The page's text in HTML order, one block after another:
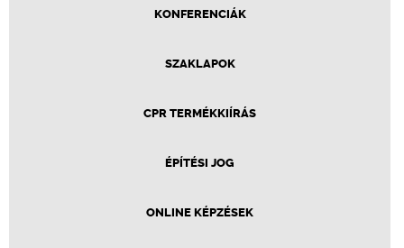
KONFERENCIÁK
SZAKLAPOK
CPR TERMÉKKIÍRÁS
ÉPÍTÉSI JOG
ONLINE KÉPZÉSEK